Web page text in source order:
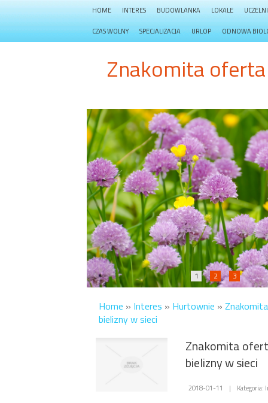
HOME INTERES BUDOWLANKA LOKALE
CZAS WOLNY SPECJALIZACJA URLOP ODNOWA
Znakomita
1 2 3
Home » Interes » Hurtownie »
bielizny w sieci
Znakomita
bielizny w sieci
2018-01-11 |